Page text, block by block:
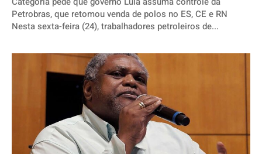
Petrobras, que retomou venda de polos no ES, CE e RN
Nesta sexta-feira (24), trabalhadores petroleiros de...